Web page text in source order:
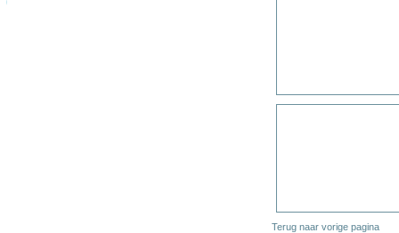
Terug naar vorige pagina